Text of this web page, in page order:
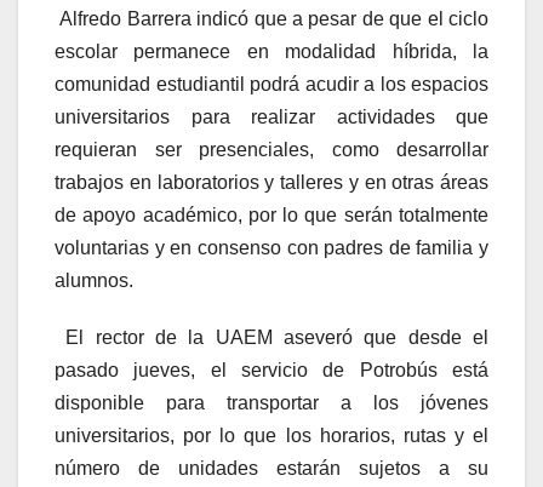
Alfredo Barrera indicó que a pesar de que el ciclo
escolar permanece en modalidad híbrida, la
comunidad estudiantil podrá acudir a los espacios
universitarios para realizar actividades que
requieran ser presenciales, como desarrollar
trabajos en laboratorios y talleres y en otras áreas
de apoyo académico, por lo que serán totalmente
voluntarias y en consenso con padres de familia y
alumnos.
El rector de la UAEM aseveró que desde el
pasado jueves, el servicio de Potrobús está
disponible para transportar a los jóvenes
universitarios, por lo que los horarios, rutas y el
número de unidades estarán sujetos a su